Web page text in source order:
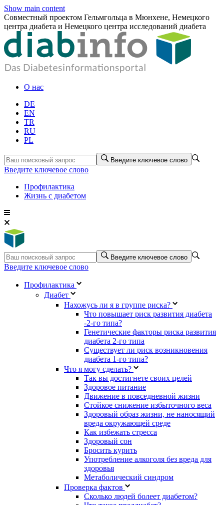
Show main content
Совместный проектом Гельмгольца в Мюнхене, Немецкого
центра диабета и Немецкого центра исследований диабета
О нас
DE
EN
TR
RU
PL
Введите ключевое слово
Введите ключевое слово
Профилактика
Жизнь с диабетом
Введите ключевое слово
Введите ключевое слово
Профилактика
Диабет
Нахожусь ли я в группе риска?
Что повышает риск развития диабета
-2-го типа?
Генетические факторы риска развития
диабета 2-го типа
Существует ли риск возникновения
диабета 1-го типа?
Что я могу сделать?
Так вы достигнете своих целей
Здоровое питание
Движение в повседневной жизни
Стойкое снижение избыточного веса
Здоровый образ жизни, не наносящий
вреда окружающей среде
Как избежать стресса
Здоровый сон
Бросить курить
Употребление алкоголя без вреда для
здоровья
Метаболический синдром
Проверка фактов
Сколько людей болеет диабетом?